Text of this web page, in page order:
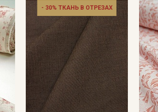
- 30% ТКАНЬ В ОТРЕЗАХ